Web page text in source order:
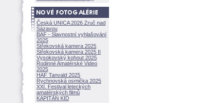
Česká UNICA 2026 Zruč nad
Sázavou
BAF - Slavnostní vyhlašování
2025
Střekovská kamera 2025
Střekovská kamera 2025 II
Vysokovský kohout 2025
Rodinné Amatérské Video
2025
HAF Tanvald 2025
Rychnovská osmička 2025
XXI. Festival leteckých
amatérských filmů
KAPITÁN KID